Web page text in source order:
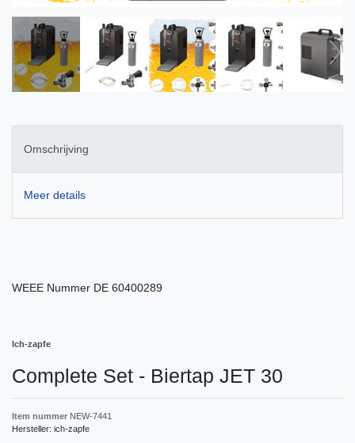
Omschrijving
Meer details
WEEE Nummer DE 60400289
Ich-zapfe
Complete Set - Biertap JET 30
Item nummer NEW-7441
Hersteller: ich-zapfe